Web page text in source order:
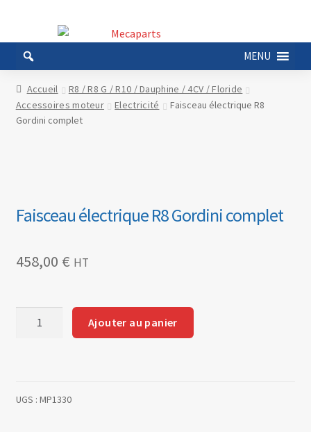
la
navigation
au
contenu
MENU
Accueil
R8 / R8 G / R10 / Dauphine / 4CV / Floride
Accessoires moteur
Electricité
Faisceau électrique R8
Gordini complet
Faisceau électrique R8 Gordini complet
458,00 € HT
Gordini
Ajouter au panier
UGS : MP1330